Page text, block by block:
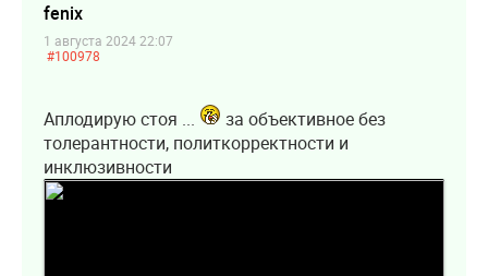
fenix
1 августа 2024 22:07
#100978
Аплодирую стоя ...
за объективное без
толерантности, политкорректности и
инклюзивности